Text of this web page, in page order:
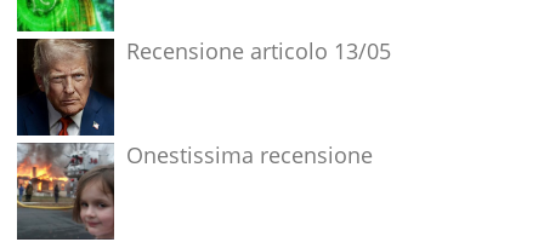
Recensione articolo 13/05
Onestissima recensione